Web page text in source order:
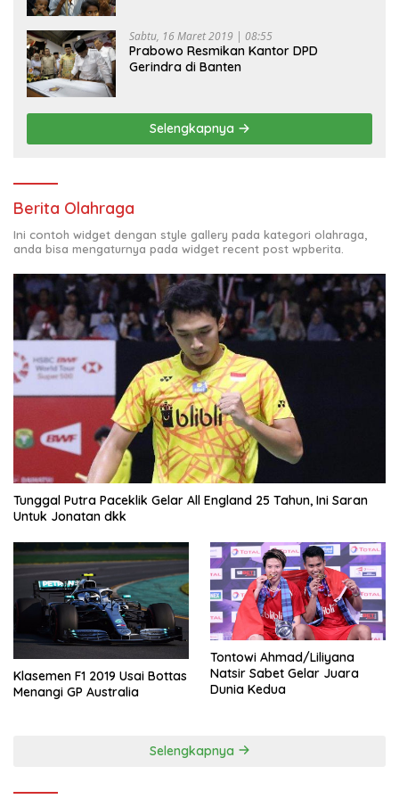
Sabtu, 16 Maret 2019 | 08:55
Prabowo Resmikan Kantor DPD
Gerindra di Banten
Selengkapnya
Berita Olahraga
Ini contoh widget dengan style gallery pada kategori olahraga,
anda bisa mengaturnya pada widget recent post wpberita.
Tunggal Putra Paceklik Gelar All England 25 Tahun, Ini Saran
Untuk Jonatan dkk
Klasemen F1 2019 Usai Bottas
Menangi GP Australia
Tontowi Ahmad/Liliyana
Natsir Sabet Gelar Juara
Dunia Kedua
Selengkapnya